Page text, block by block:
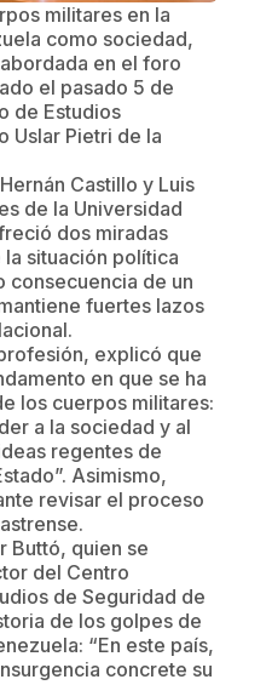
militares en la
como sociedad,
en el foro
el pasado 5 de
de Estudios
Uslar Pietri de la
Castillo y Luis
de la Universidad
dos miradas
situación política
consecuencia de un
fuertes lazos
explicó que
en que se ha
los cuerpos militares:
a la sociedad y al
regentes de
Asimismo,
revisar el proceso
Buttó, quien se
del Centro
de Seguridad de
de los golpes de
“En este país,
concrete su